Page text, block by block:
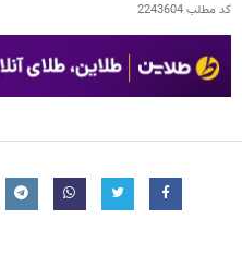
کد مطلب2243604